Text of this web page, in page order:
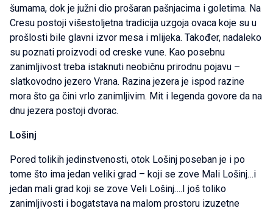
šumama, dok je južni dio prošaran pašnjacima i goletima. Na
Cresu postoji višestoljetna tradicija uzgoja ovaca koje su u
prošlosti bile glavni izvor mesa i mlijeka. Također, nadaleko
su poznati proizvodi od creske vune. Kao posebnu
zanimljivost treba istaknuti neobičnu prirodnu pojavu –
slatkovodno jezero Vrana. Razina jezera je ispod razine
mora što ga čini vrlo zanimljivim. Mit i legenda govore da na
dnu jezera postoji dvorac.
Lošinj
Pored tolikih jedinstvenosti, otok Lošinj poseban je i po
tome što ima jedan veliki grad – koji se zove Mali Lošinj…i
jedan mali grad koji se zove Veli Lošinj….I još toliko
zanimljivosti i bogatstava na malom prostoru izuzetne